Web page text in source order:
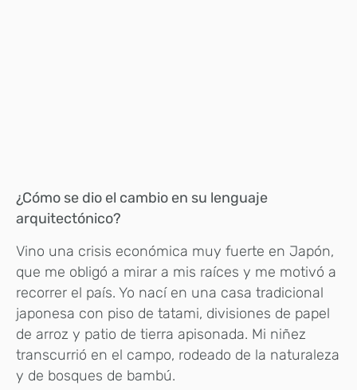
¿Cómo se dio el cambio en su lenguaje
arquitectónico?
Vino una crisis económica muy fuerte en Japón,
que me obligó a mirar a mis raíces y me motivó a
recorrer el país. Yo nací en una casa tradicional
japonesa con piso de tatami, divisiones de papel
de arroz y patio de tierra apisonada. Mi niñez
transcurrió en el campo, rodeado de la naturaleza
y de bosques de bambú.